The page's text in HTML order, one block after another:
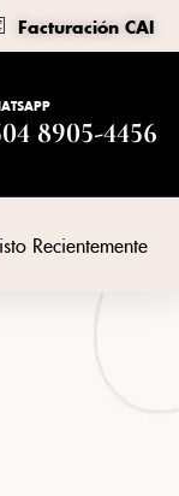
Facturación CAI
8905-4456
Recientemente